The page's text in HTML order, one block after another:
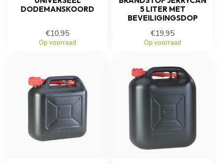
DODEMANSKOORD
€10,95
Op voorraad
5 LITER MET
BEVEILIGINGSDOP
€19,95
Op voorraad